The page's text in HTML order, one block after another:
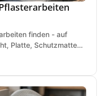
finden - auf
Platte, Schutzmatte